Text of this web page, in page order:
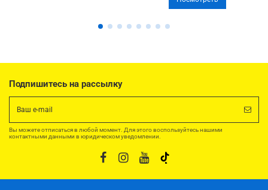
Подпишитесь на рассылку
Вы можете отписаться в любой момент. Для этого воспользуйтесь нашими
контактными данными в юридическом уведомлении.